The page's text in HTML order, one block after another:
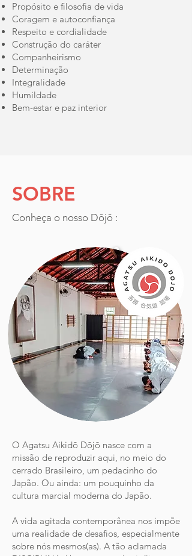
Propósito e filosofia de vida
Coragem e autoconfiança
Respeito e cordialidade
Construção do caráter
Companheirismo
Determinação
Integralidade
Humildade
Bem-estar e paz interior
SOBRE
Conheça o nosso Dōjō :
O Agatsu Aikidō Dōjō nasce com a
missão de reproduzir aqui, no meio do
cerrado Brasileiro, um pedacinho do
Japão. Ou ainda: um pouquinho da
cultura marcial moderna do Japão.
A vida agitada contemporânea nos impõe
uma realidade de desafios, especialmente
sobre nós mesmos(as). A tão aclamada